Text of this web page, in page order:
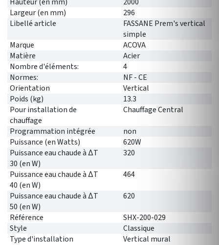
Largeur (en mm)
296
Libellé article
FASSANE Prem's vertical
simple
Marque
ACOVA
Matière
Acier
Nombre d'éléments:
4
Normes:
NF - CE
Orientation
Vertical
Poids (kg)
13.3
Pour installation de
chauffage
Chauffage Central
Programmation intégrée
non
Puissance (en Watts)
620W
Puissance eau chaude à ∆T
30 (en W)
320
Puissance eau chaude à ∆T
40 (en W)
464
Puissance eau chaude à ∆T
50 (en W)
620
Référence
SHX-200-029
Style
Classique
Type d'installation
Vertical mural